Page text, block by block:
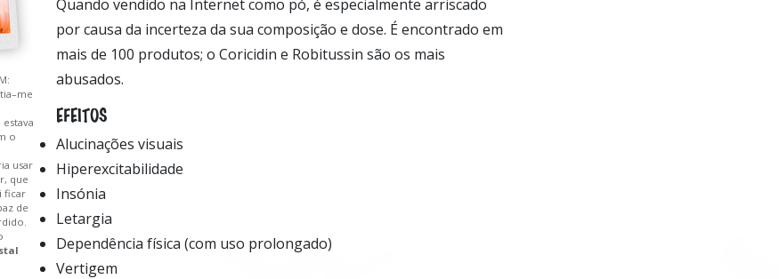
o
usar
que
ficar
de
Quando vendido na Internet como pó, é especialmente arriscado
por causa da incerteza da sua composição e dose. É encontrado em
mais de 100 produtos; o Coricidin e Robitussin são os mais
abusados.
EFEITOS
Alucinações visuais
Hiperexcitabilidade
Insónia
Letargia
Dependência física (com uso prolongado)
Vertigem